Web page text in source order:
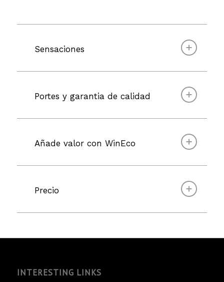
Sensaciones
Portes y garantia de calidad
Añade valor con WinEco
Precio
INTERESTING LINKS